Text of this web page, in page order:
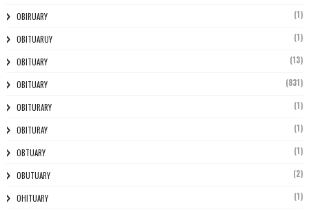
OBIRUARY (1)
OBITUARUY (1)
OBITUARY (13)
OBITUARY (831)
OBITURARY (1)
OBITURAY (1)
OBTUARY (1)
OBUTUARY (2)
OHITUARY (1)